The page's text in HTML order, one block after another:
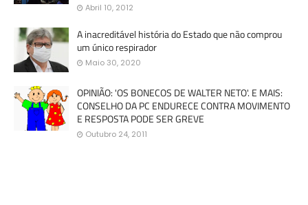
Abril 10, 2012
A inacreditável história do Estado que não comprou
um único respirador
Maio 30, 2020
OPINIÃO: 'OS BONECOS DE WALTER NETO'. E MAIS:
CONSELHO DA PC ENDURECE CONTRA MOVIMENTO
E RESPOSTA PODE SER GREVE
Outubro 24, 2011